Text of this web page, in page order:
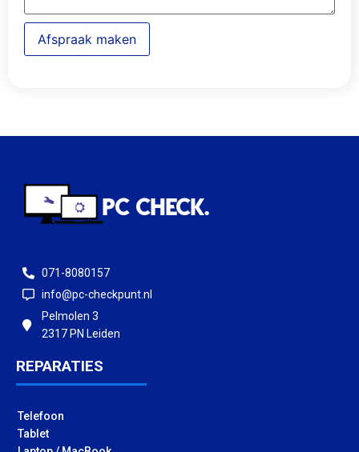
Afspraak maken
071-8080157
info@pc-checkpunt.nl
Pelmolen 3
2317 PN Leiden
REPARATIES
Telefoon
Tablet